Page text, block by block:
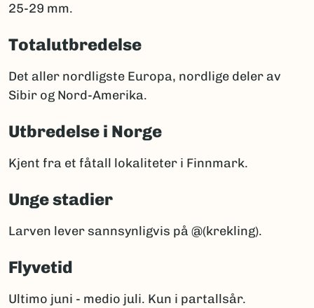
25-29 mm.
Totalutbredelse
Det aller nordligste Europa, nordlige deler av
Sibir og Nord-Amerika.
Utbredelse i Norge
Kjent fra et fåtall lokaliteter i Finnmark.
Unge stadier
Larven lever sannsynligvis på @(krekling).
Flyvetid
Ultimo juni - medio juli. Kun i partallsår.